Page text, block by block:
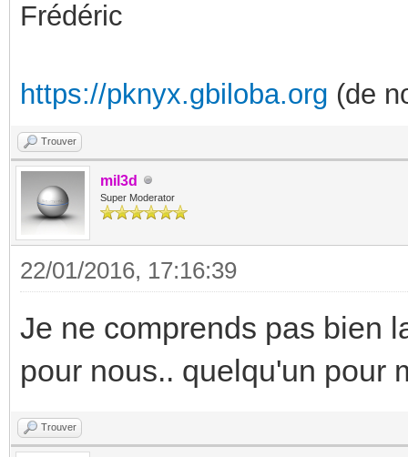
Frédéric
https://pknyx.gbiloba.org (de
Trouver
mil3d
Super Moderator
22/01/2016, 17:16:39
Je ne comprends pas bien
pour nous.. quelqu'un pour
Trouver